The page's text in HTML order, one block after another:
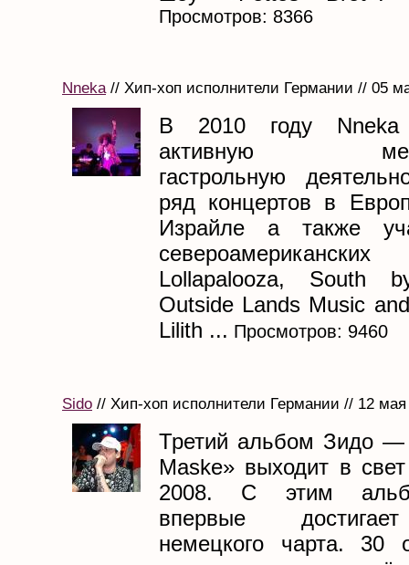
Просмотров: 8366
Nneka// Хип-хоп исполнители Германии // 05
В 2010 году Nneka
активную
гастрольную
ряд концертов в
Израйле а также
Lollapalooza, South
Outside Lands Music
Lilith ... Просмотров: 9460
Sido // Хип-хоп исполнители Германии // 12 мая
Третий альбом Зидо
Maske» выходит в
2008. С этим
впервые
немецкого чарта. 30